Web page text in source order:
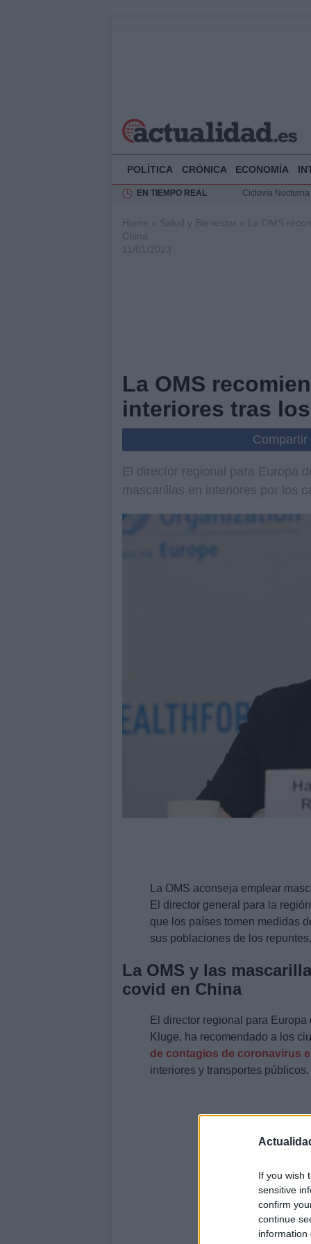
If you wish
sensitive
confirm
continue
information
POLÍTICA CRÓNICA ECONOMÍA
EN TIEMPO REAL
Ciclovía
Rehabilitación
Home » Salud y Bienestar »
La OMS
China
11/01/2023
La OMS
interiores tras
El director regional para Europa
mascarillas en interiores por los
La OMS aconseja emplear
El director general para la
que los países tomen medidas
sus poblaciones de los repuntes.
La OMS y las
covid en China
El director regional para
Kluge, ha recomendado a los
de contagios de coronavirus
interiores y transportes públicos.